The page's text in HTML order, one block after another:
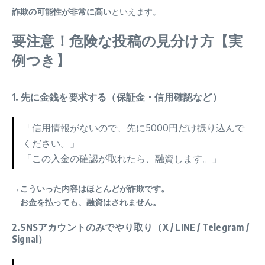
詐欺の可能性が非常に高いといえます。
要注意！危険な投稿の見分け方【実
例つき】
1. 先に金銭を要求する（保証金・信用確認など）
「信用情報がないので、先に5000円だけ振り込んで
ください。」
「この入金の確認が取れたら、融資します。」
→ こういった内容はほとんどが詐欺です。
お金を払っても、融資はされません。
2.SNSアカウントのみでやり取り（X / LINE / Telegram /
Signal）